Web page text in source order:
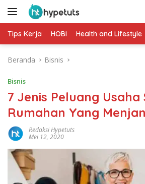
Langsung
Tips Kerja HOBI Health and Lifestyle
Beranda Bisnis
Bisnis
7 Jenis Peluang Usaha
Rumahan Yang
Redaksi Hypetuts
Mei 12, 2020